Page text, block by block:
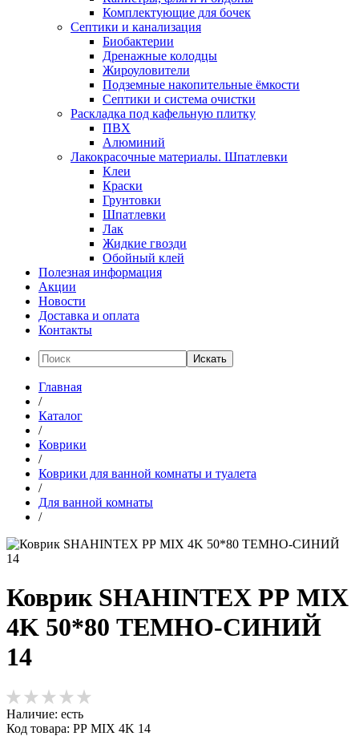
Комплектующие для бочек
Септики и канализация
Биобактерии
Дренажные колодцы
Жироуловители
Подземные накопительные ёмкости
Септики и система очистки
Раскладка под кафельную плитку
ПВХ
Алюминий
Лакокрасочные материалы. Шпатлевки
Клеи
Краски
Грунтовки
Шпатлевки
Лак
Жидкие гвозди
Обойный клей
Полезная информация
Акции
Новости
Доставка и оплата
Контакты
Искать
Главная
/
Каталог
/
Коврики
/
Коврики для ванной комнаты и туалета
/
Для ванной комнаты
/
Коврик SHAHINTEX РР MIX
4K 50*80 ТЕМНО-СИНИЙ
14
Наличие: есть
Код товара: РР MIX 4K 14